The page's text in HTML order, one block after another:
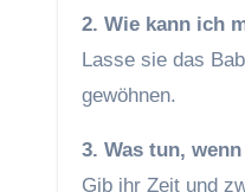
2. Wie kann ich
Lasse sie das
gewöhnen.
3. Was tun,
Gib ihr Zeit und